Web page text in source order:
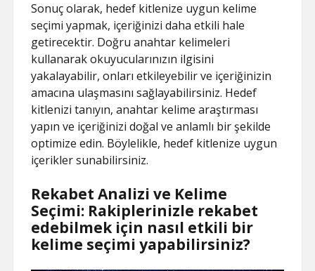
Sonuç olarak, hedef kitlenize uygun kelime
seçimi yapmak, içeriğinizi daha etkili hale
getirecektir. Doğru anahtar kelimeleri
kullanarak okuyucularınızın ilgisini
yakalayabilir, onları etkileyebilir ve içeriğinizin
amacına ulaşmasını sağlayabilirsiniz. Hedef
kitlenizi tanıyın, anahtar kelime araştırması
yapın ve içeriğinizi doğal ve anlamlı bir şekilde
optimize edin. Böylelikle, hedef kitlenize uygun
içerikler sunabilirsiniz.
Rekabet Analizi ve Kelime
Seçimi: Rakiplerinizle rekabet
edebilmek için nasıl etkili bir
kelime seçimi yapabilirsiniz?